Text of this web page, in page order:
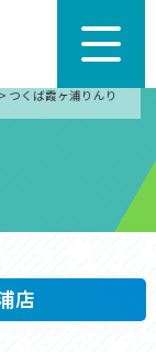
> つくば霞ヶ浦りんり
店